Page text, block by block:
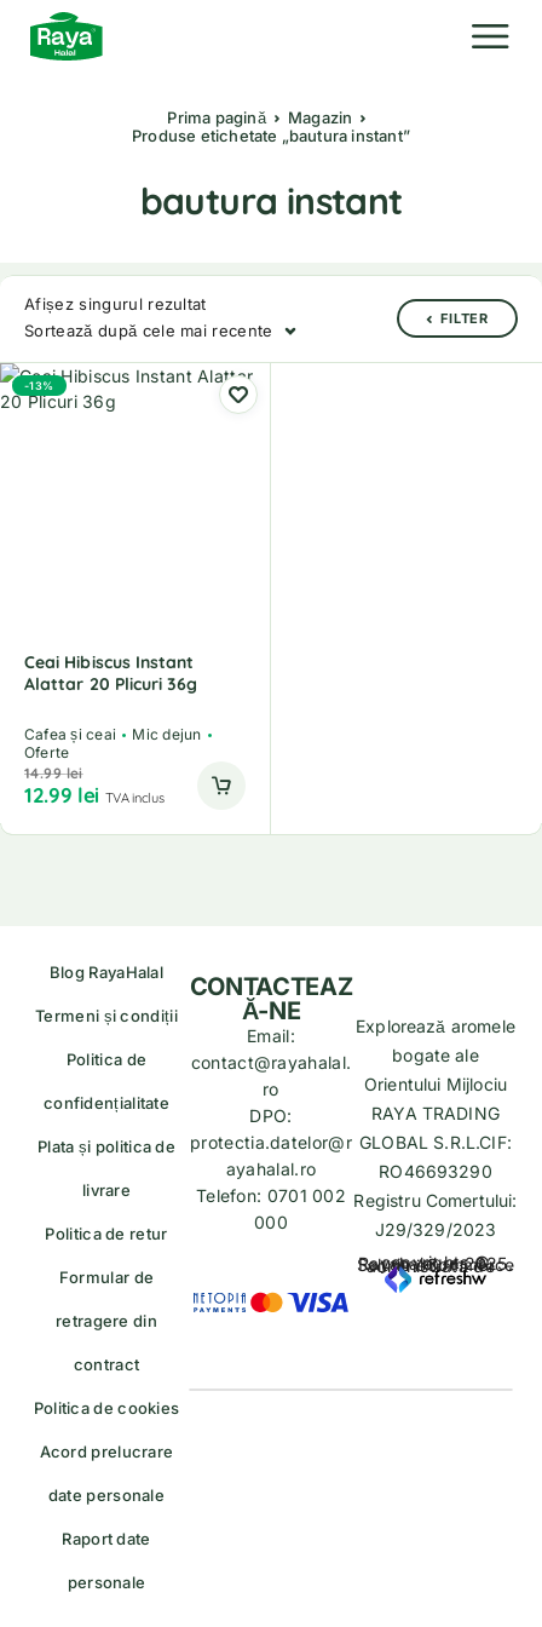
Prima pagină
Magazin
Produse etichetate „bautura instant”
bautura instant
Afișez singurul rezultat
Sortează după cele mai recente
FILTER
-13%
Ceai Hibiscus Instant
Alattar 20 Plicuri 36g
Cafea și ceai
Mic dejun
Oferte
14.99lei
12.99 lei TVA inclus
Blog RayaHalal
Termeni și condiții
Politica de
confidențialitate
Plata și politica de
livrare
Politica de retur
Formular de
retragere din
contract
Politica de cookies
Acord prelucrare
date personale
Raport date
personale
Explorează aromele
bogate ale
Orientului Mijlociu
RAYA TRADING
GLOBAL S.R.L.CIF:
RO46693290
Registru Comertului:
J29/329/2023
copyrights © Rayahalal.ro 2025. Soluție eCommerce administrată de
CONTACTEAZ
Ă-NE
Email:
contact@rayahalal.
ro
DPO:
protectia.datelor@r
ayahalal.ro
Telefon: 0701 002
000